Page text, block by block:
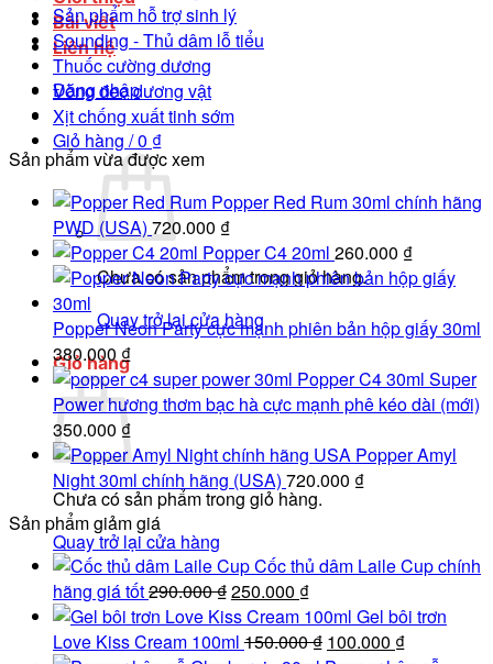
Bài viết
Liên hệ
Đăng nhập
Giỏ hàng /0 ₫
Chưa có sản phẩm trong giỏ hàng.
Quay trở lại cửa hàng
Giỏ hàng
Chưa có sản phẩm trong giỏ hàng.
Quay trở lại cửa hàng
Sản phẩm hỗ trợ sinh lý
Sounding - Thủ dâm lỗ tiểu
Thuốc cường dương
Vòng đeo dương vật
Xịt chống xuất tinh sớm
Sản phẩm vừa được xem
Popper Red Rum 30ml chính hãng
PWD (USA) 720.000 ₫
Popper C4 20ml 260.000 ₫
Popper Neon Party cực mạnh phiên bản hộp giấy 30ml
380.000₫
Popper C4 30ml Super
Power hương thơm bạc hà cực mạnh phê kéo dài (mới)
350.000 ₫
Popper Amyl
Night 30ml chính hãng (USA) 720.000 ₫
Sản phẩm giảm giá
Cốc thủ dâm Laile Cup chính
hãng giá tốt290.000₫Giá
gốc
là:
250.000 ₫Giá
hiện
tại
Gel bôi trơn
Love Kiss Cream 100ml 150.000₫ Giá
100.000 ₫Giá